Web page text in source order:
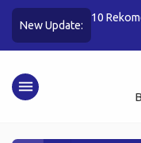
New Update:
WordPress
7 Tema
menu